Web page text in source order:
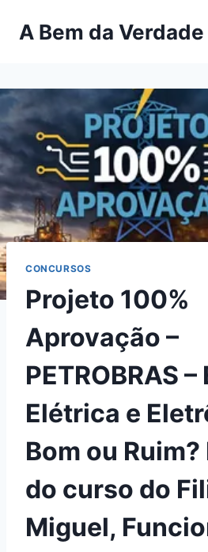
paraA Bem da Verdade
CONCURSOS
Projeto 100%
Aprovação –
PETROBRAS –
Elétrica e
Bom ou
do curso do
Miguel,